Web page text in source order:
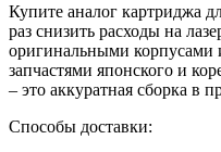
Купите аналог картриджа
раз снизить расходы на
оригинальными корпусами
запчастями японского и
– это аккуратная сборка в
Способы доставки: